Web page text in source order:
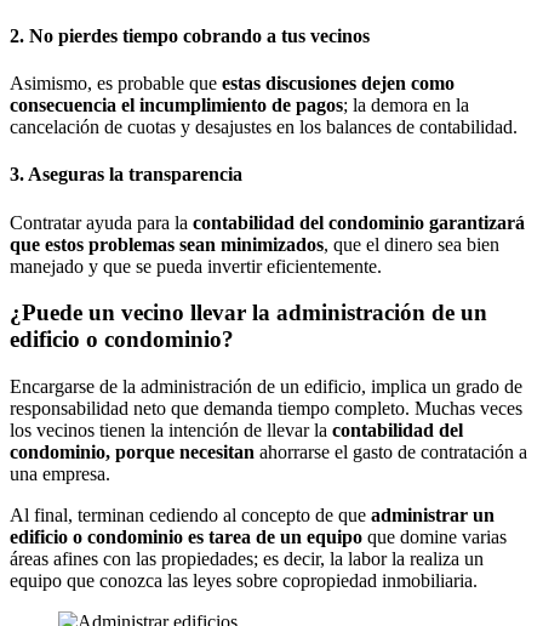
2. No pierdes tiempo cobrando a tus vecinos
Asimismo, es probable que estas discusiones dejen como
consecuencia el incumplimiento de pagos; la demora en la
cancelación de cuotas y desajustes en los balances de contabilidad.
3. Aseguras la transparencia
Contratar ayuda para la contabilidad del condominio garantizará
que estos problemas sean minimizados, que el dinero sea bien
manejado y que se pueda invertir eficientemente.
¿Puede un vecino llevar la administración de un
edificio o condominio?
Encargarse de la administración de un edificio, implica un grado de
responsabilidad neto que demanda tiempo completo. Muchas veces
los vecinos tienen la intención de llevar la contabilidad del
condominio, porque necesitan ahorrarse el gasto de contratación a
una empresa.
Al final, terminan cediendo al concepto de que administrar un
edificio o condominio es tarea de un equipo que domine varias
áreas afines con las propiedades; es decir, la labor la realiza un
equipo que conozca las leyes sobre copropiedad inmobiliaria.